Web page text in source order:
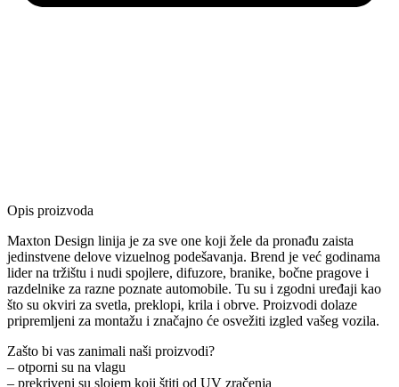
Opis proizvoda
Maxton Design linija je za sve one koji žele da pronađu zaista
jedinstvene delove vizuelnog podešavanja. Brend je već godinama
lider na tržištu i nudi spojlere, difuzore, branike, bočne pragove i
razdelnike za razne poznate automobile. Tu su i zgodni uređaji kao
što su okviri za svetla, preklopi, krila i obrve. Proizvodi dolaze
pripremljeni za montažu i značajno će osvežiti izgled vašeg vozila.
Zašto bi vas zanimali naši proizvodi?
– otporni su na vlagu
– prekriveni su slojem koji štiti od UV zračenja